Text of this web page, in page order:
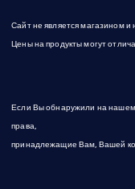
Сайт не является магазином
Цены на продукты могут
Если Вы обнаружили на
права,
принадлежащие Вам, Вашей